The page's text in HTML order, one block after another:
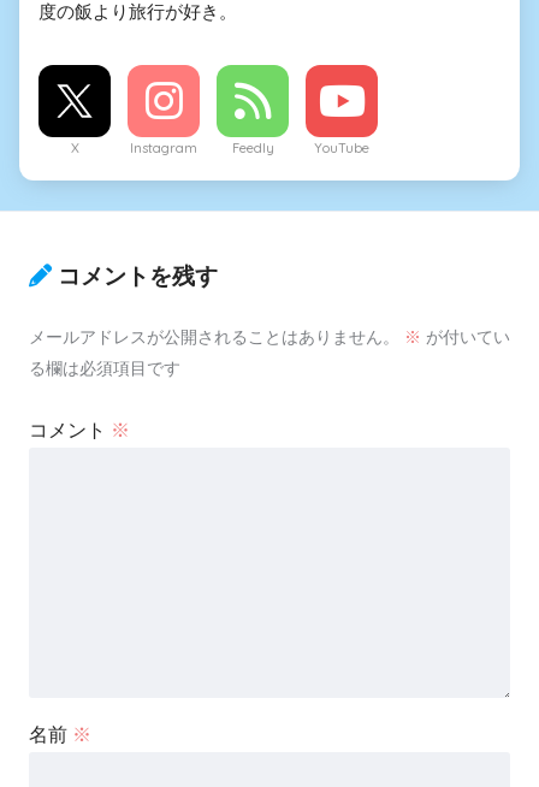
度の飯より旅行が好き。
X Instagram Feedly YouTube
コメントを残す
メールアドレスが公開されることはありません。 ※ が付いてい
る欄は必須項目です
コメント ※
名前 ※